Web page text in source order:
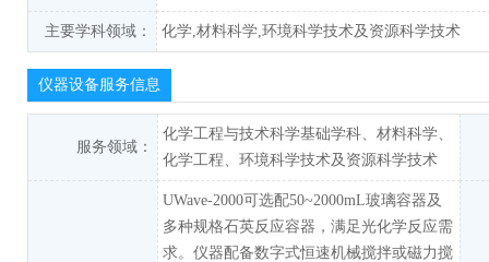
主要学科领域： 化学,材料科学,环境科学技术及资源科学技术
仪器设备服务信息
服务领域：
化学工程与技术科学基础学科、材料科学、
化学工程、环境科学技术及资源科学技术
UWave-2000可选配50~2000mL玻璃容器及
多种规格石英反应容器，满足光化学反应需
求。仪器配备数字式恒速机械搅拌或磁力搅